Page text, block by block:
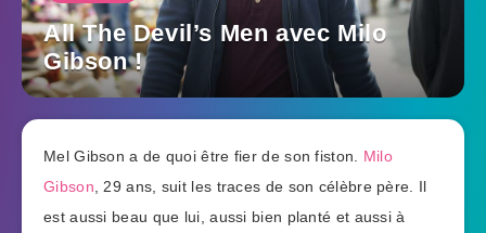
All The Devil’s Men avec Milo
Gibson !
Mel Gibson a de quoi être fier de son fiston. Milo
Gibson , 29 ans, suit les traces de son célèbre père. Il
est aussi beau que lui, aussi bien planté et aussi à